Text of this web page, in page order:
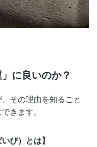
に良いのか？
その理由を知ること
きます。
び）とは】